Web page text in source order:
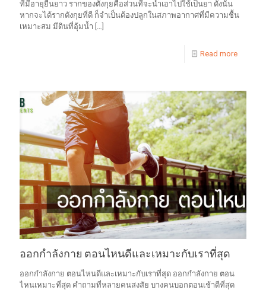
ที่มีอายุยืนยาว รากของตังกุยคือส่วนที่จะนำเอาไปใช้เป็นยา ดังนั้น
หากจะได้รากตังกุยที่ดี ก็จำเป็นต้องปลูกในสภาพอากาศที่มีความชื้น
เหมาะสม มีดินที่อุ้มน้ำ […]
Read more
ออกกำลังกาย ตอนไหนดีและเหมาะกับเราที่สุด
ออกกำลังกาย ตอนไหนดีและเหมาะกับเราที่สุด ออกกำลังกาย ตอน
ไหนเหมาะที่สุด คำถามที่หลายคนสงสัย บางคนบอกตอนเช้าดีที่สุด